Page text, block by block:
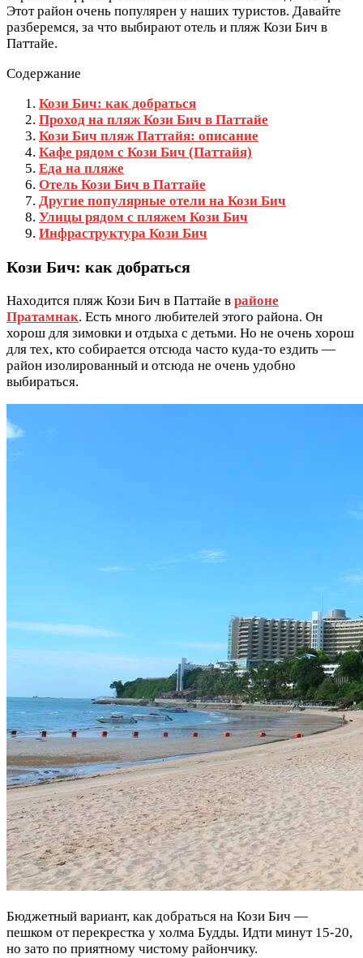
Этот район очень популярен у наших туристов. Давайте
разберемся, за что выбирают отель и пляж Кози Бич в
Паттайе.
Содержание
Кози Бич: как добраться
Проход на пляж Кози Бич в Паттайе
Кози Бич пляж Паттайя: описание
Кафе рядом с Кози Бич (Паттайя)
Еда на пляже
Отель Кози Бич в Паттайе
Другие популярные отели на Кози Бич
Улицы рядом с пляжем Кози Бич
Инфраструктура Кози Бич
Кози Бич: как добраться
Находится пляж Кози Бич в Паттайе в районе
Пратамнак. Есть много любителей этого района. Он
хорош для зимовки и отдыха с детьми. Но не очень хорош
для тех, кто собирается отсюда часто куда-то ездить —
район изолированный и отсюда не очень удобно
выбираться.
Бюджетный вариант, как добраться на Кози Бич —
пешком от перекрестка у холма Будды. Идти минут 15-20,
но зато по приятному чистому райончику.